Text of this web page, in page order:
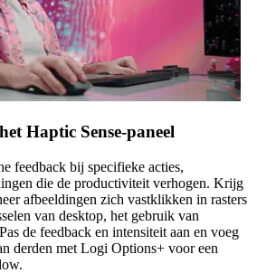
Haptic Sense-paneel
feedback bij specifieke acties,
die de productiviteit verhogen. Krijg
afbeeldingen zich vastklikken in rasters
van desktop, het gebruik van
de feedback en intensiteit aan en voeg
derden met Logi Options+ voor een